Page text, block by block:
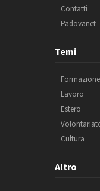
Contatti
Padovanet
Temi
Formazione
Lavoro
Estero
Cultura
Altro